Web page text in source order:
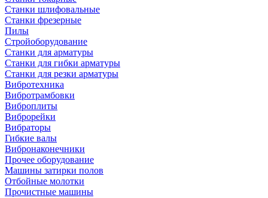
Станки шлифовальные
Станки фрезерные
Пилы
Стройоборудование
Станки для арматуры
Станки для гибки арматуры
Станки для резки арматуры
Вибротехника
Вибротрамбовки
Виброплиты
Виброрейки
Вибраторы
Гибкие валы
Вибронаконечники
Прочее оборудование
Машины затирки полов
Отбойные молотки
Прочистные машины